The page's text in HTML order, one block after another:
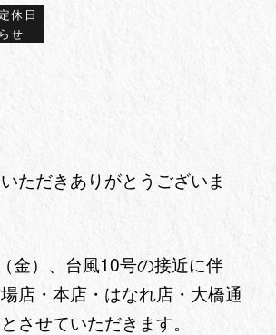
休日
せ
ただきありがとうございま
金）、台風10号の接近に伴
店・本店・はなれ店・大橋通
させていただきます。